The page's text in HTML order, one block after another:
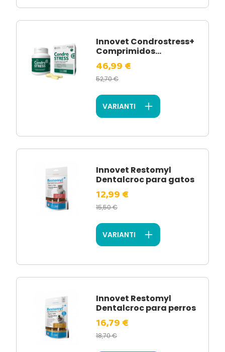
Innovet Condrostress+
Comprimidos...
46,99 €
52,70 €
VARIANTI
Innovet Restomyl
Dentalcroc para gatos
12,99 €
15,50 €
VARIANTI
Innovet Restomyl
Dentalcroc para perros
16,79 €
18,70 €